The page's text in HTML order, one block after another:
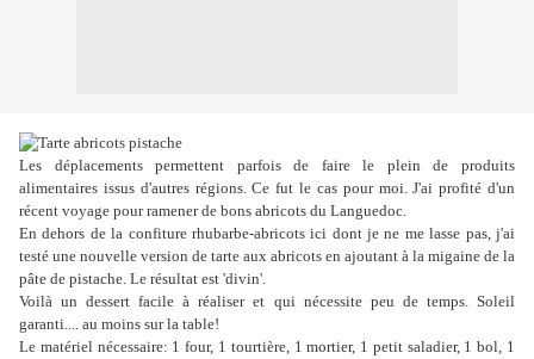
Les déplacements permettent parfois de faire le plein de produits
alimentaires issus d'autres régions. Ce fut le cas pour moi. J'ai profité d'un
récent voyage pour ramener de bons abricots du Languedoc.
En dehors de la confiture rhubarbe-abricots ici dont je ne me lasse pas, j'ai
testé une nouvelle version de tarte aux abricots en ajoutant à la migaine de la
pâte de pistache. Le résultat est 'divin'.
Voilà un dessert facile à réaliser et qui nécessite peu de temps. Soleil
garanti.... au moins sur la table!
Le matériel nécessaire: 1 four, 1 tourtière, 1 mortier, 1 petit saladier, 1 bol, 1